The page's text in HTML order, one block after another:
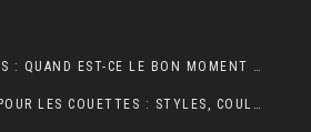
DESSOUCHAGE D’ARBRES : QUAND EST-CE LE BON MOMENT POUR LE FAIRE ?
LES TENDANCES 2025 POUR LES COUETTES : STYLES, COULEURS ET MATÉRIAUX